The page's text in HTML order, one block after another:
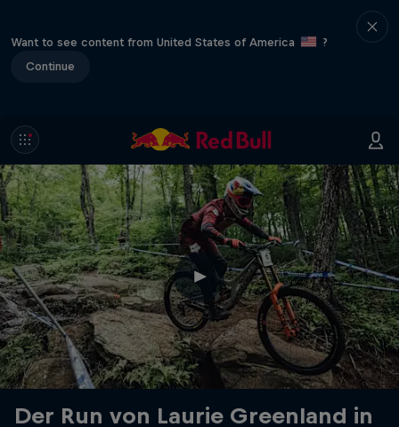
Want to see content from United States of America
?
Continue
Der Run von Laurie Greenland in